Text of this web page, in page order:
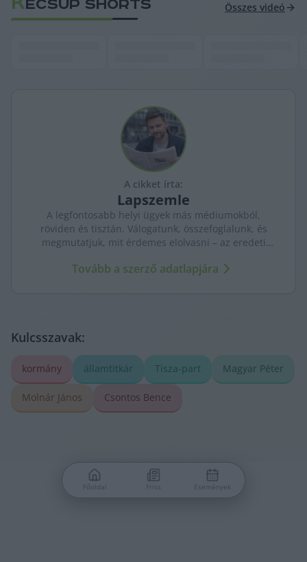
ECSUP SHORTS Összes videó
A cikket írta:
Lapszemle
A legfontosabb helyi ügyek más médiumokból,
röviden és tisztán. Válogatunk, összefoglalunk, és
megmutatjuk, mit érdemes elolvasni – az eredeti
Tovább a szerző adatlapjára
Kulcsszavak:
kormány államtitkár Tisza-part Magyar Péter
Molnár János Csontos Bence
Főoldal Friss Események